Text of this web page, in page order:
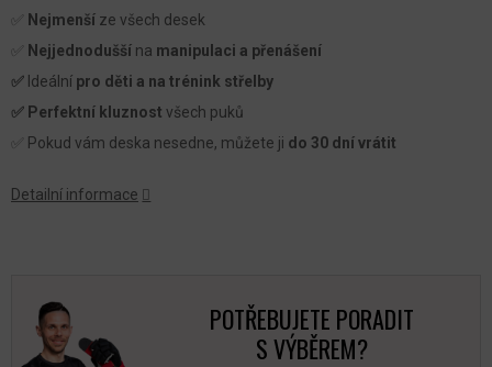
Nejmenší ze všech desek
Nejjednodušší na manipulaci a přenášení
✅ Ideální pro děti a na trénink střelby
✅ Perfektní kluznost všech puků
✅ Pokud vám deska nesedne, můžete ji do 30 dní vrátit
Detailní informace
POTŘEBUJETE PORADIT
S VÝBĚREM?